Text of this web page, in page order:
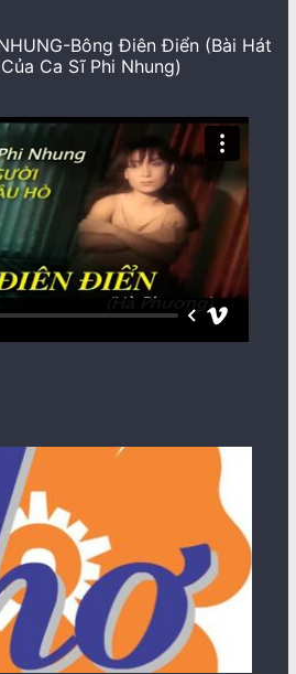
Bông Điên Điển (Bài Hát
Ca Sĩ Phi Nhung)